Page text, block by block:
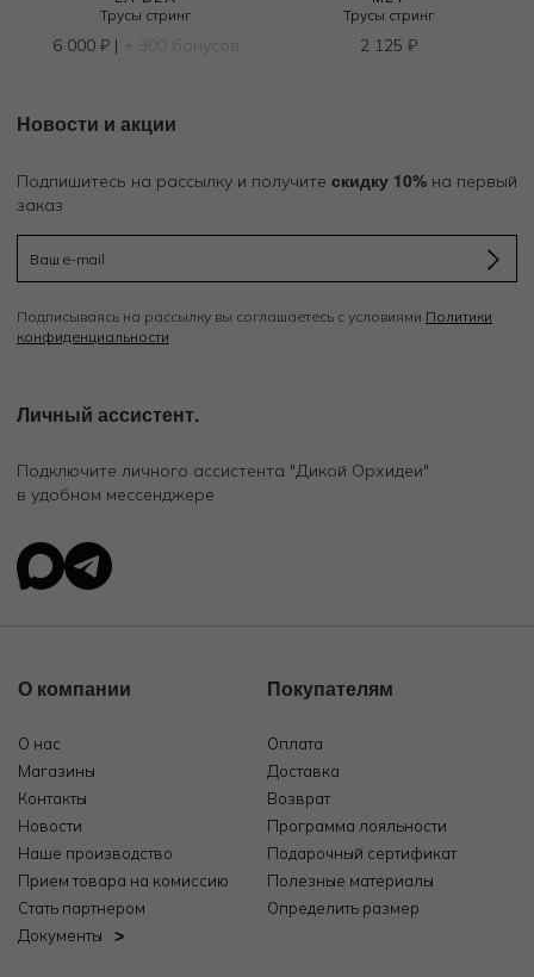
Трусы стринг
6 000 ₽| + 300 бонусов
Трусы стринг
2 125 ₽
Новости и акции
Подпишитесь на рассылку и получите скидку 10% на первый
заказ
Подписываясь на рассылку вы соглашаетесь с условиями Политики
конфиденциальности
Личный ассистент.
Подключите личного ассистента "Дикой Орхидеи"
в удобном мессенджере
О компании
О нас
Магазины
Контакты
Новости
Наше производство
Прием товара на комиссию
Стать партнером
Документы
Покупателям
Оплата
Доставка
Возврат
Программа лояльности
Подарочный сертификат
Полезные материалы
Определить размер